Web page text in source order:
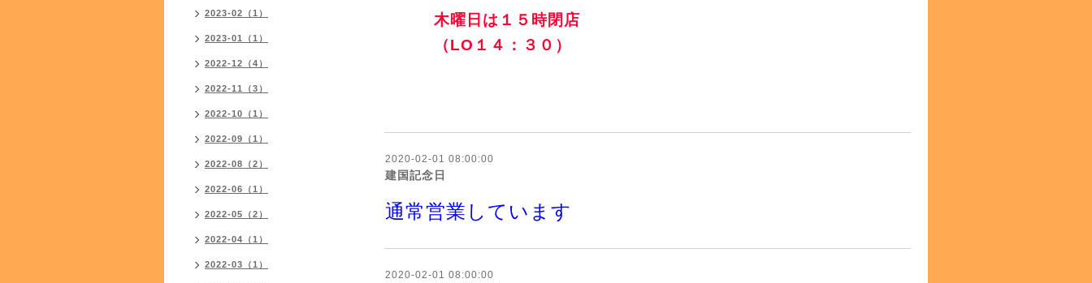
木曜日は１５時閉店
（LO１４：３０）
2020-02-01 08:00:00
建国記念日
通常営業しています
2020-02-01 08:00:00
2023-02（1）
2023-01（1）
2022-12（4）
2022-11（3）
2022-10（1）
2022-09（1）
2022-08（2）
2022-06（1）
2022-05（2）
2022-04（1）
2022-03（1）